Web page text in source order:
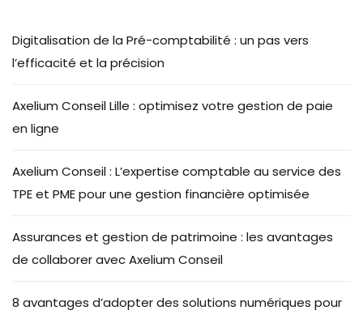
Digitalisation de la Pré-comptabilité : un pas vers
l’efficacité et la précision
Axelium Conseil Lille : optimisez votre gestion de paie
en ligne
Axelium Conseil : L’expertise comptable au service des
TPE et PME pour une gestion financière optimisée
Assurances et gestion de patrimoine : les avantages
de collaborer avec Axelium Conseil
8 avantages d’adopter des solutions numériques pour